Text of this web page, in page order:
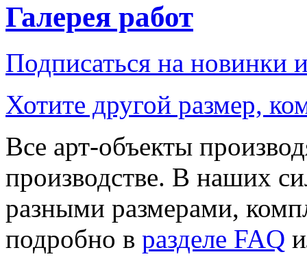
Галерея работ
Подписаться на новинки
Хотите другой размер,
Все арт-объекты
производстве. В наших
разными размерами,
подробно в разделе FAQ